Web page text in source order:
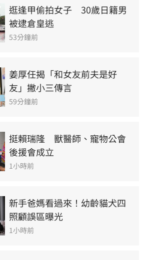
逛逢甲偷拍女子　30歲日籍男
被逮倉皇逃
53分鐘前
姜厚任揭「和女友前夫是好
友」撇小三傳言
59分鐘前
挺賴瑞隆　獸醫師、寵物公會
後援會成立
1小時前
新手爸媽看過來！幼齡貓犬四
照顧誤區曝光
1小時前